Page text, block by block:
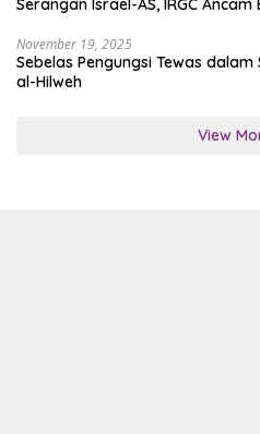
Serangan Israel-AS, IRGC Ancam
November 19, 2025
Sebelas Pengungsi Tewas
al-Hilweh
View